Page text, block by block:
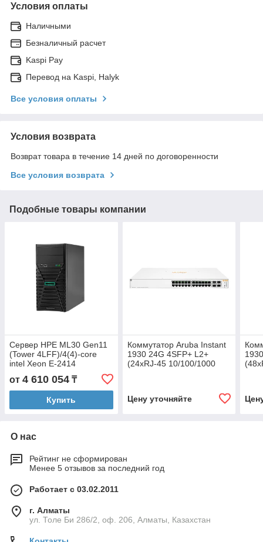
Условия оплаты
Наличными
Безналичный расчет
Kaspi Pay
Перевод на Kaspi, Halyk
Все условия оплаты
Условия возврата
Возврат товара в течение 14 дней по договоренности
Все условия возврата
Подобные товары компании
Сервер HPE ML30 Gen11
(Tower 4LFF)/4(4)-core
intel Xeon E-2414
UDIMM/960GB SSD SATA
DT (nhs)/VROC/RAID
0,1,5,10/4x1G
от 4 610 054 ₸
Купить
Коммутатор Aruba Instant
1930 24G 4SFP+ L2+
(24xRJ-45 10/100/1000
Цену уточняйте
О нас
Рейтинг не сформирован
Менее 5 отзывов за последний год
Работает с 03.02.2011
г. Алматы
ул. Толе Би 286/2, оф. 206, Алматы, Казахстан